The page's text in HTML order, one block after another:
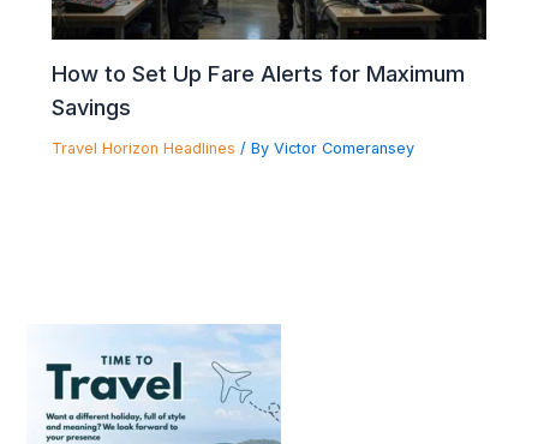
How to Set Up Fare Alerts for Maximum
Savings
Travel Horizon Headlines / By Victor Comeransey